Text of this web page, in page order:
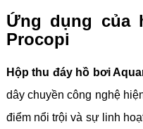
Ứng dụng của
Procopi
Hộp thu đáy hồ bơi
dây chuyền công nghệ
điểm nổi trội và sự linh